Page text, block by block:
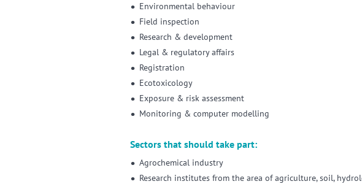
Environmental behaviour
Field inspection
Research & development
Legal & regulatory affairs
Registration
Ecotoxicology
Exposure & risk assessment
Monitoring & computer modelling
Sectors that should take part:
Agrochemical industry
Research institutes from the area of agriculture, soil,